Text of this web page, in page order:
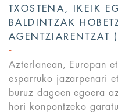
TXOSTENA, IKEIK
BALDINTZAK
AGENTZIARENTZAT
Azterlanean, Europan
esparruko jazarpenari
buruz dagoen egoera
hori konpontzeko